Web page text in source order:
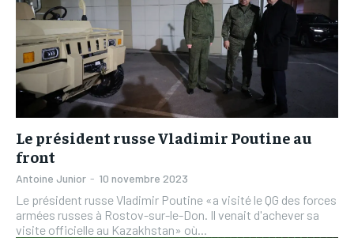
Le président russe Vladimir Poutine au
front
Antoine Junior - 10 novembre 2023
Le président russe Vladimir Poutine «a visité le QG des forces
armées russes à Rostov-sur-le-Don. Il venait d'achever sa
visite officielle au Kazakhstan» où...